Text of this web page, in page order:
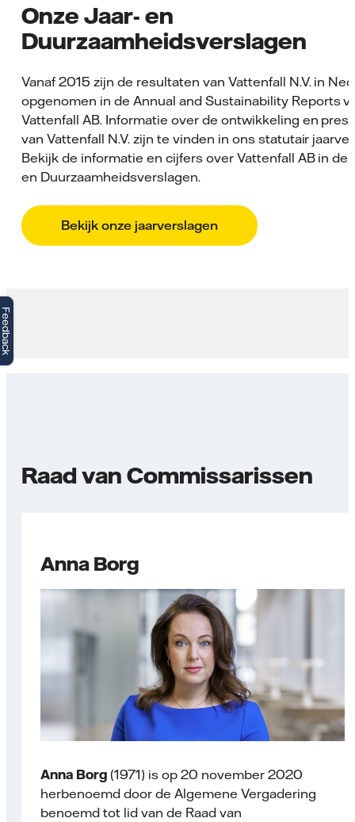
Onze Jaar- en
Duurzaamheidsverslagen
Vanaf 2015 zijn de resultaten van Vattenfall N.V. in
opgenomen in de Annual and Sustainability Reports
Vattenfall AB. Informatie over de ontwikkeling en
van Vattenfall N.V. zijn te vinden in ons statutair
Bekijk de informatie en cijfers over Vattenfall AB in de
en Duurzaamheidsverslagen.
Bekijk onze jaarverslagen
Raad van Commissarissen
Anna Borg
Anna Borg(1971) is op 20 november 2020
herbenoemd door de Algemene Vergadering
benoemd tot lid van de Raad van
Feedback